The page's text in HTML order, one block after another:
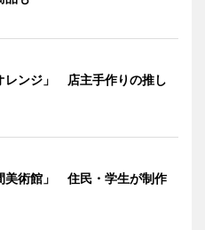
レンジ」 店主手作りの推し
美術館」 住民・学生が制作